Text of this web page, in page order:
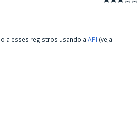
a esses registros usando a API (veja